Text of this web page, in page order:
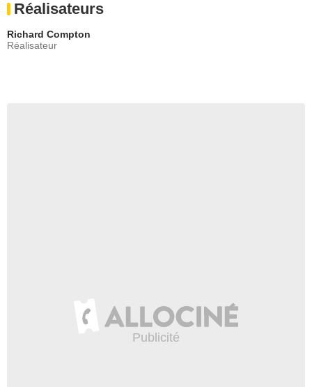
Réalisateurs
Richard Compton
Réalisateur